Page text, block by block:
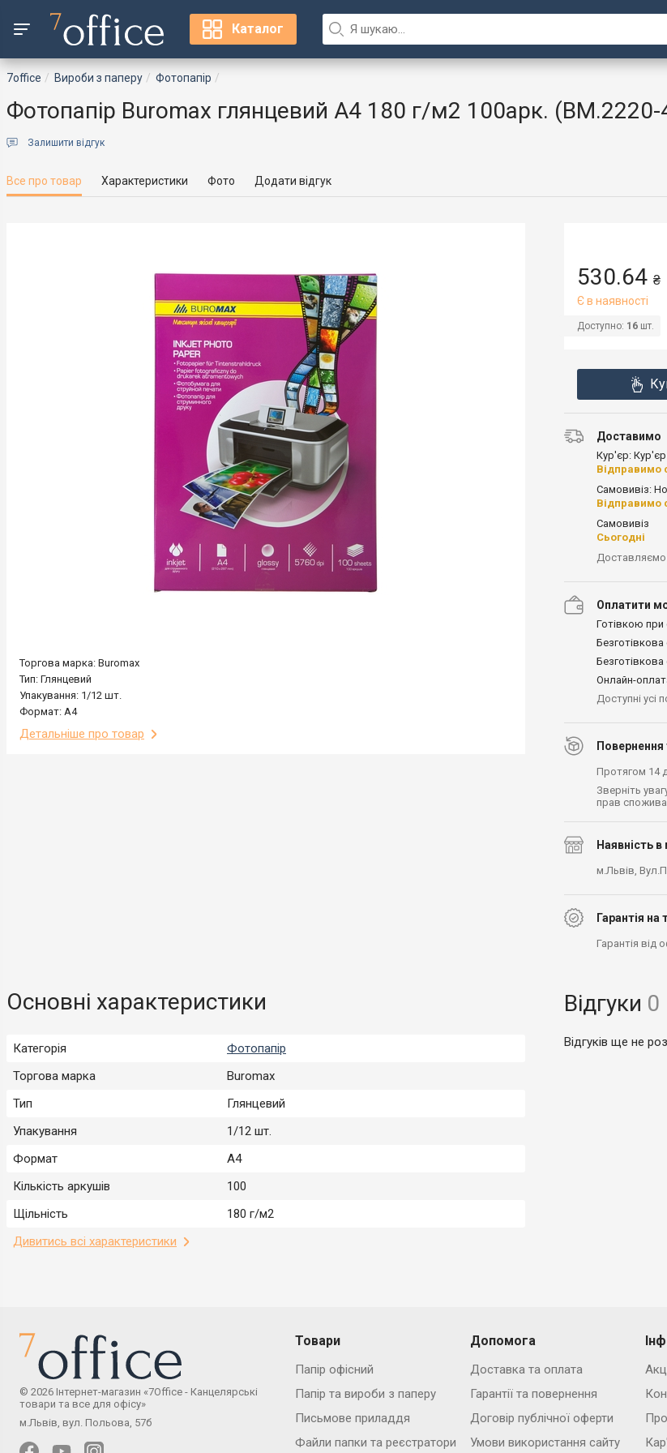
Каталог
7office Вироби з паперу Фотопапір
Фотопапір Buromax глянцевий А4 180 г/м2 100арк.
Залишити відгук
Все про товар Характеристики Фото Додати відгук
Торгова марка: Buromax
Тип: Глянцевий
Упакування: 1/12 шт.
Формат: А4
Детальніше про товар
530.64 ₴
Є в наявності
Доступно: 16 шт.
Доставимо
Кур'єр:
Відправимо
Самовивіз:
Відправимо
Самовивіз
Сьогодні
Оплатити
Готівкою при
Онлайн-
Доступні усі
Повернення
Протягом 14
Зверніть
прав
Наявність
м.Львів,
Гарантія на
Гарантія від
Основні характеристики
Категорія
Фотопапір
Торгова марка
Buromax
Тип
Глянцевий
Упакування
1/12 шт.
Формат
А4
Кількість аркушів
100
Щільність
180 г/м2
Дивитись всі характеристики
Відгуки 0
Відгуків ще не
Товари
Папір офісний
Папір та вироби з паперу
Письмове приладдя
Файли папки та реєстратори
Допомога
Доставка та оплата
Гарантії та повернення
Договір публічної оферти
Умови використання сайту
© 2026 Інтернет-магазин «7Office - Канцелярські
товари та все для офісу»
м.Львів, вул. Польова, 57б